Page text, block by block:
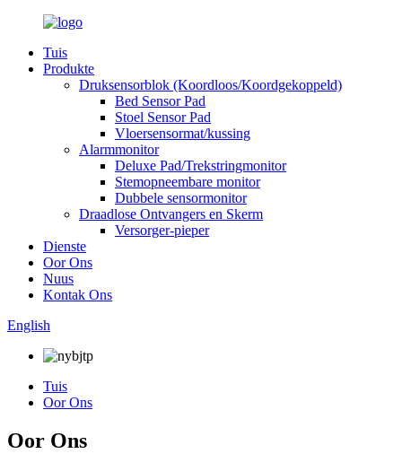
Tuis
Produkte
Druksensorblok (Koordloos/Koordgekoppeld)
Bed Sensor Pad
Stoel Sensor Pad
Vloersensormat/kussing
Alarmmonitor
Deluxe Pad/Trekstringmonitor
Stemopneembare monitor
Dubbele sensormonitor
Draadlose Ontvangers en Skerm
Versorger-pieper
Dienste
Oor Ons
Nuus
Kontak Ons
English
Tuis
Oor Ons
Oor Ons